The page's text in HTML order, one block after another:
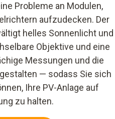
Probleme an Modulen,
aufzudecken. Der
helles Sonnenlicht und
Objektive und eine
Messungen und die
— sodass Sie sich
Ihre PV-Anlage auf
zu halten.